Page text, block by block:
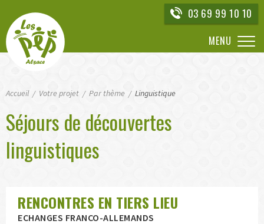
directement
à
navigation
directement
contenu
03 69 99 10 10
MENU
Accueil Votre projet Par thème Linguistique
Séjours de découvertes
linguistiques
RENCONTRES EN TIERS LIEU
ECHANGES FRANCO-ALLEMANDS